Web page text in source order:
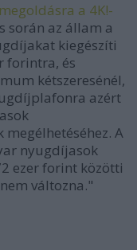
a 4K!-
során az állam a
kiegészíti
forintra, és
kétszeresénél,
azért
A
nyugdíjasok
ezer forint közötti
változna."